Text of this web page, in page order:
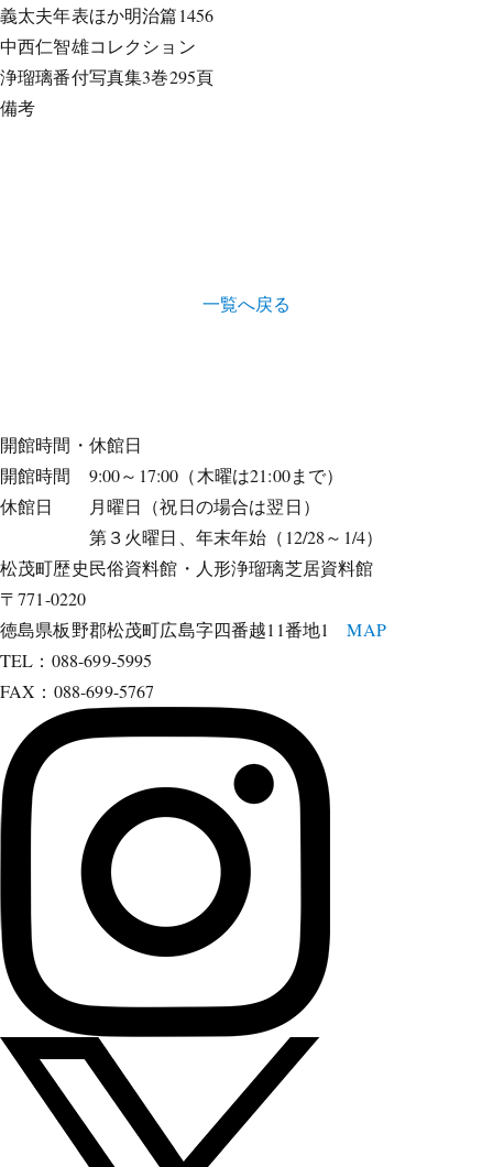
義太夫年表ほか明治篇1456
中西仁智雄コレクション
浄瑠璃番付写真集3巻295頁
備考
一覧へ戻る
開館時間・休館日
開館時間 9:00～17:00（木曜は21:00まで）
休館日 月曜日（祝日の場合は翌日）
第３火曜日、年末年始（12/28～1/4）
松茂町歴史民俗資料館・人形浄瑠璃芝居資料館
〒771-0220
徳島県板野郡松茂町広島字四番越11番地1MAP
TEL：088-699-5995
FAX：088-699-5767